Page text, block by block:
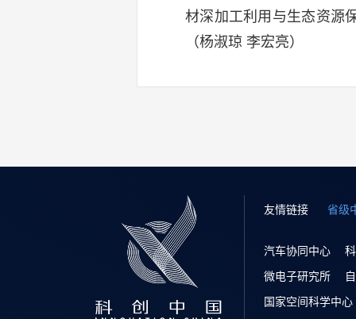
材深加工利用与生态资源
（杨淑琼 李宏亮）
友情链接 省级
汽车协同中心
微电子研究所
国家空间科学中心